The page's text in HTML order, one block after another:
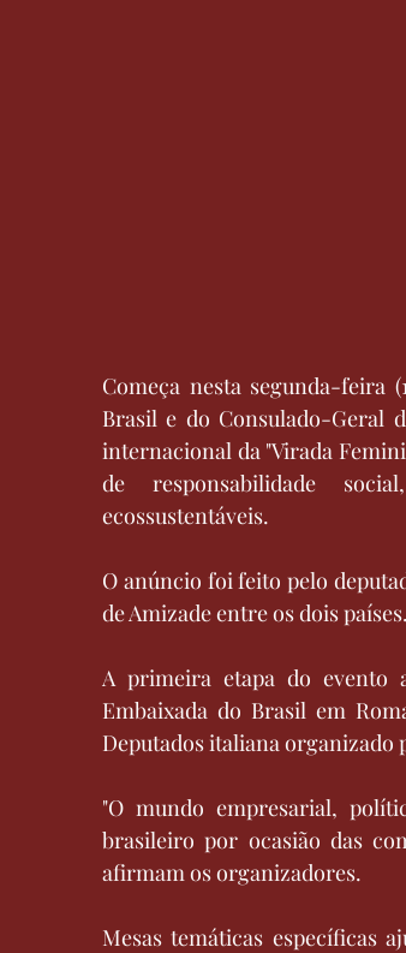
Começa nesta segunda-feira
Brasil e do Consulado-Geral
internacional da "Virada
de responsabilidade
ecossustentáveis.
O anúncio foi feito pelo
de Amizade entre os dois países.
A primeira etapa do evento
Embaixada do Brasil em
Deputados italiana organizado
"O mundo empresarial,
brasileiro por ocasião das
afirmam os organizadores.
Mesas temáticas específicas